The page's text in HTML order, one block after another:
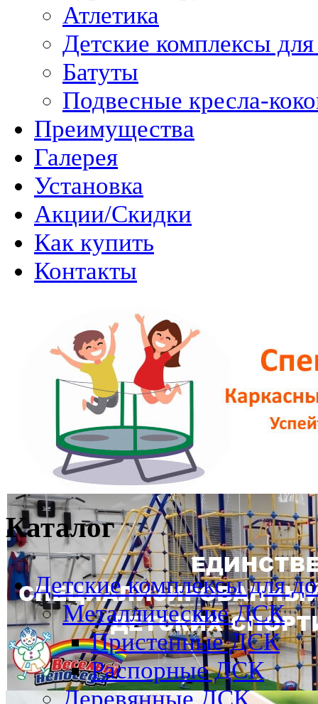
Атлетика
Детские комплексы
Батуты
Подвесные кресла-
Преимущества
Галерея
Установка
Акции/Скидки
Как купить
Контакты
Каталог
Детские комплексы для
Металлические ДСК
Пристенные ДСК
Распорные ДСК